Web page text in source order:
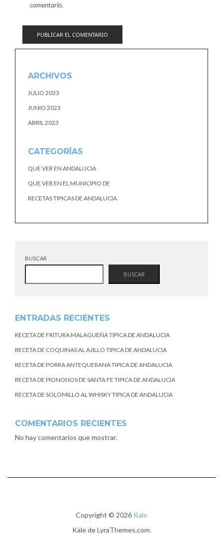
comentario.
ARCHIVOS
JULIO 2023
JUNIO 2023
ABRIL 2023
CATEGORÍAS
QUE VER EN ANDALUCIA
QUE VER EN EL MUNICIPIO DE
RECETAS TIPICAS DE ANDALUCIA
BUSCAR
BUSCAR
ENTRADAS RECIENTES
RECETA DE FRITURA MALAGUEÑA TIPICA DE ANDALUCIA
RECETA DE COQUINAS AL AJILLO TIPICA DE ANDALUCIA
RECETA DE PORRA ANTEQUERANA TIPICA DE ANDALUCIA
RECETA DE PIONONOS DE SANTA FE TIPICA DE ANDALUCIA
RECETA DE SOLOMILLO AL WHISKY TIPICA DE ANDALUCIA
COMENTARIOS RECIENTES
No hay comentarios que mostrar.
Copyright © 2026 Kale
Kalede LyraThemes.com.